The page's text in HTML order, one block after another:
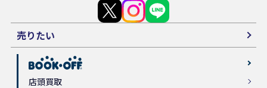
売りたい
店頭買取